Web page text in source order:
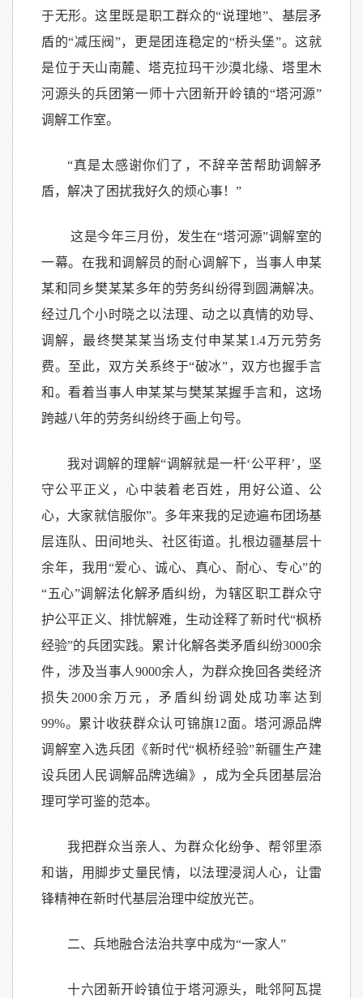
于无形。这里既是职工群众的“说理地”、基层矛
盾的“减压阀”，更是团连稳定的“桥头堡”。这就
是位于天山南麓、塔克拉玛干沙漠北缘、塔里木
河源头的兵团第一师十六团新开岭镇的“塔河源”
调解工作室。
“真是太感谢你们了，不辞辛苦帮助调解矛
盾，解决了困扰我好久的烦心事！”
这是今年三月份，发生在“塔河源”调解室的
一幕。在我和调解员的耐心调解下，当事人申某
某和同乡樊某某多年的劳务纠纷得到圆满解决。
经过几个小时晓之以法理、动之以真情的劝导、
调解，最终樊某某当场支付申某某1.4万元劳务
费。至此，双方关系终于“破冰”，双方也握手言
和。看着当事人申某某与樊某某握手言和，这场
跨越八年的劳务纠纷终于画上句号。
我对调解的理解“调解就是一杆‘公平秤’，坚
守公平正义，心中装着老百姓，用好公道、公
心，大家就信服你”。多年来我的足迹遍布团场基
层连队、田间地头、社区街道。扎根边疆基层十
余年，我用“爱心、诚心、真心、耐心、专心”的
“五心”调解法化解矛盾纠纷，为辖区职工群众守
护公平正义、排忧解难，生动诠释了新时代“枫桥
经验”的兵团实践。累计化解各类矛盾纠纷3000余
件，涉及当事人9000余人，为群众挽回各类经济
损失2000余万元，矛盾纠纷调处成功率达到
99%。累计收获群众认可锦旗12面。塔河源品牌
调解室入选兵团《新时代“枫桥经验”新疆生产建
设兵团人民调解品牌选编》，成为全兵团基层治
理可学可鉴的范本。
我把群众当亲人、为群众化纷争、帮邻里添
和谐，用脚步丈量民情，以法理浸润人心，让雷
锋精神在新时代基层治理中绽放光芒。
二、兵地融合法治共享中成为“一家人”
十六团新开岭镇位于塔河源头，毗邻阿瓦提